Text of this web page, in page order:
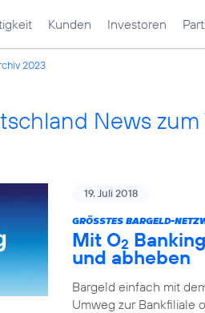
Kunden Investoren
2023
News
19. Juli 2018
GRÖSSTES BARGELD-
Mit O2
und abheben
Bargeld einfach mit
Umweg zur Bankfiliale